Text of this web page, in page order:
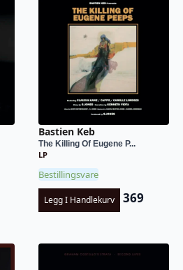
Bastien Keb
The Killing Of Eugene P...
LP
Bestillingsvare
Legg I Handlekurv 369